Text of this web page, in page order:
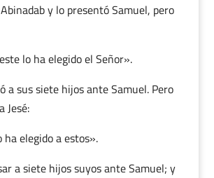
y lo presentó Samuel, pero
lo ha elegido el Señor».
a sus siete hijos ante Samuel. Pero
Jesé:
ha elegido a estos».
a siete hijos suyos ante Samuel; y